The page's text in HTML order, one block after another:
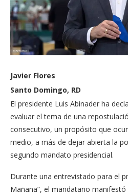
Javier Flores
Santo Domingo, RD
El presidente Luis Abina­der ha
evaluar el tema de una
consecutivo, un propósito que
medio, a más de dejar abierta la
se­gundo mandato presiden­cial.
Durante una entrevista­do para el
Mañana”, el man­datario manifestó